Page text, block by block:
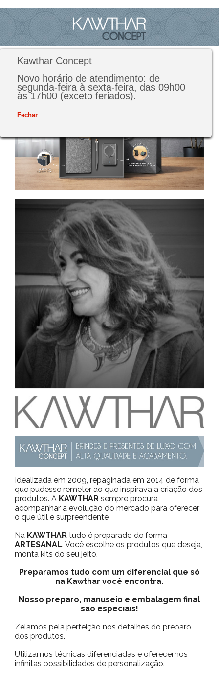
Kawthar Concept
Novo horário de atendimento: de
segunda-feira à sexta-feira, das 09h00
às 17h00 (exceto feriados).
Fechar
Idealizada em 2009, repaginada em 2014 de forma
que pudesse remeter ao que inspirava a criação dos
produtos. A KAWTHAR sempre procura
acompanhar a evolução do mercado para oferecer
o que útil e surpreendente.
Na KAWTHAR tudo é preparado de forma
ARTESANAL. Você escolhe os produtos que deseja,
monta kits do seu jeito.
Preparamos tudo com um diferencial que só
na Kawthar você encontra.
Nosso preparo, manuseio e embalagem final
são especiais!
Zelamos pela perfeição nos detalhes do preparo
dos produtos.
Utilizamos técnicas diferenciadas e oferecemos
infinitas possibilidades de personalização.